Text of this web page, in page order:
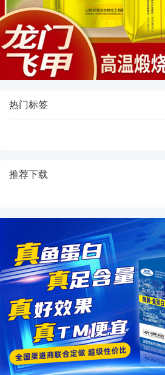
热门标签
推荐下载